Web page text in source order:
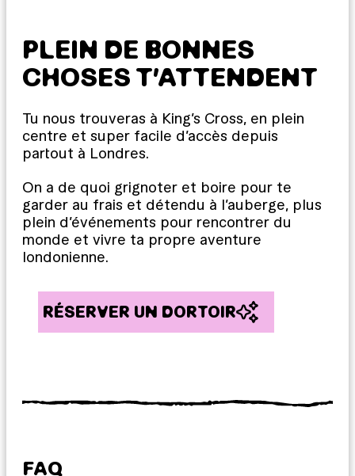
PLEIN DE BONNES
CHOSES T’ATTENDENT
Tu nous trouveras à King’s Cross, en plein
centre et super facile d’accès depuis
partout à Londres.
On a de quoi grignoter et boire pour te
garder au frais et détendu à l’auberge, plus
plein d’événements pour rencontrer du
monde et vivre ta propre aventure
londonienne.
RÉSERVER UN DORTOIR
FAQ